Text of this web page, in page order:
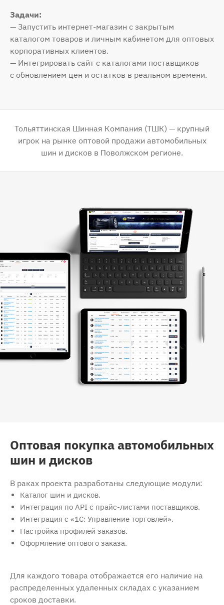
Задачи:
— Запустить интернет-магазин с закрытым
каталогом товаров и личным кабинетом для оптовых
корпоративных клиентов.
— Интегрировать сайт с каталогами поставщиков
с обновлением цен и остатков в реальном времени.
Тольяттинская Шинная Компания (ТШК) — крупный
игрок на рынке оптовой продажи автомобильных
шин и дисков в Поволжском регионе.
Оптовая покупка автомобильных
шин и дисков
В раках проекта разработаны следующие модули:
Каталог шин и дисков.
Интеграция по API с прайс-листами поставщиков.
Интеграция с «1С: Управление торговлей».
Настройка профилей заказов.
Оформление оптового заказа.
Для каждого товара отображается его наличие на
распределенных удаленных складах с указанием
сроков доставки.